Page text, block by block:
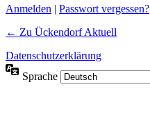
Anmelden | Passwort vergessen?
← Zu Ückendorf Aktuell
Datenschutzerklärung
Sprache